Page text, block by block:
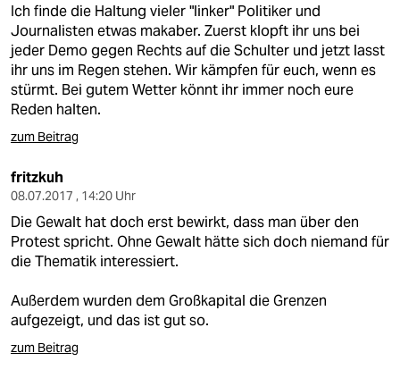
Ich finde die Haltung vieler "linker" Politiker und
Journalisten etwas makaber. Zuerst klopft ihr uns bei
jeder Demo gegen Rechts auf die Schulter und jetzt lasst
ihr uns im Regen stehen. Wir kämpfen für euch, wenn es
stürmt. Bei gutem Wetter könnt ihr immer noch eure
Reden halten.
zum Beitrag
fritzkuh
08.07.2017 , 14:20 Uhr
Die Gewalt hat doch erst bewirkt, dass man über den
Protest spricht. Ohne Gewalt hätte sich doch niemand für
die Thematik interessiert.
Außerdem wurden dem Großkapital die Grenzen
aufgezeigt, und das ist gut so.
zum Beitrag